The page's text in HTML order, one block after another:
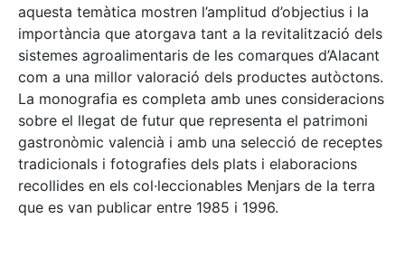
aquesta temàtica mostren l’amplitud d’objectius i la
importància que atorgava tant a la revitalització dels
sistemes agroalimentaris de les comarques d’Alacant
com a una millor valoració dels productes autòctons.
La monografia es completa amb unes consideracions
sobre el llegat de futur que representa el patrimoni
gastronòmic valencià i amb una selecció de receptes
tradicionals i fotografies dels plats i elaboracions
recollides en els col·leccionables Menjars de la terra
que es van publicar entre 1985 i 1996.